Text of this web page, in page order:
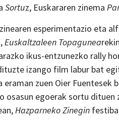
Sortuz, Euskararen zinema
esperimentazio eta
Euskaltzaleen Topagunea
ikus-entzunezko rally
izango film labur bat
eraman zuen Oier
osasun egoerak sortu
Hazparneko Zinegin